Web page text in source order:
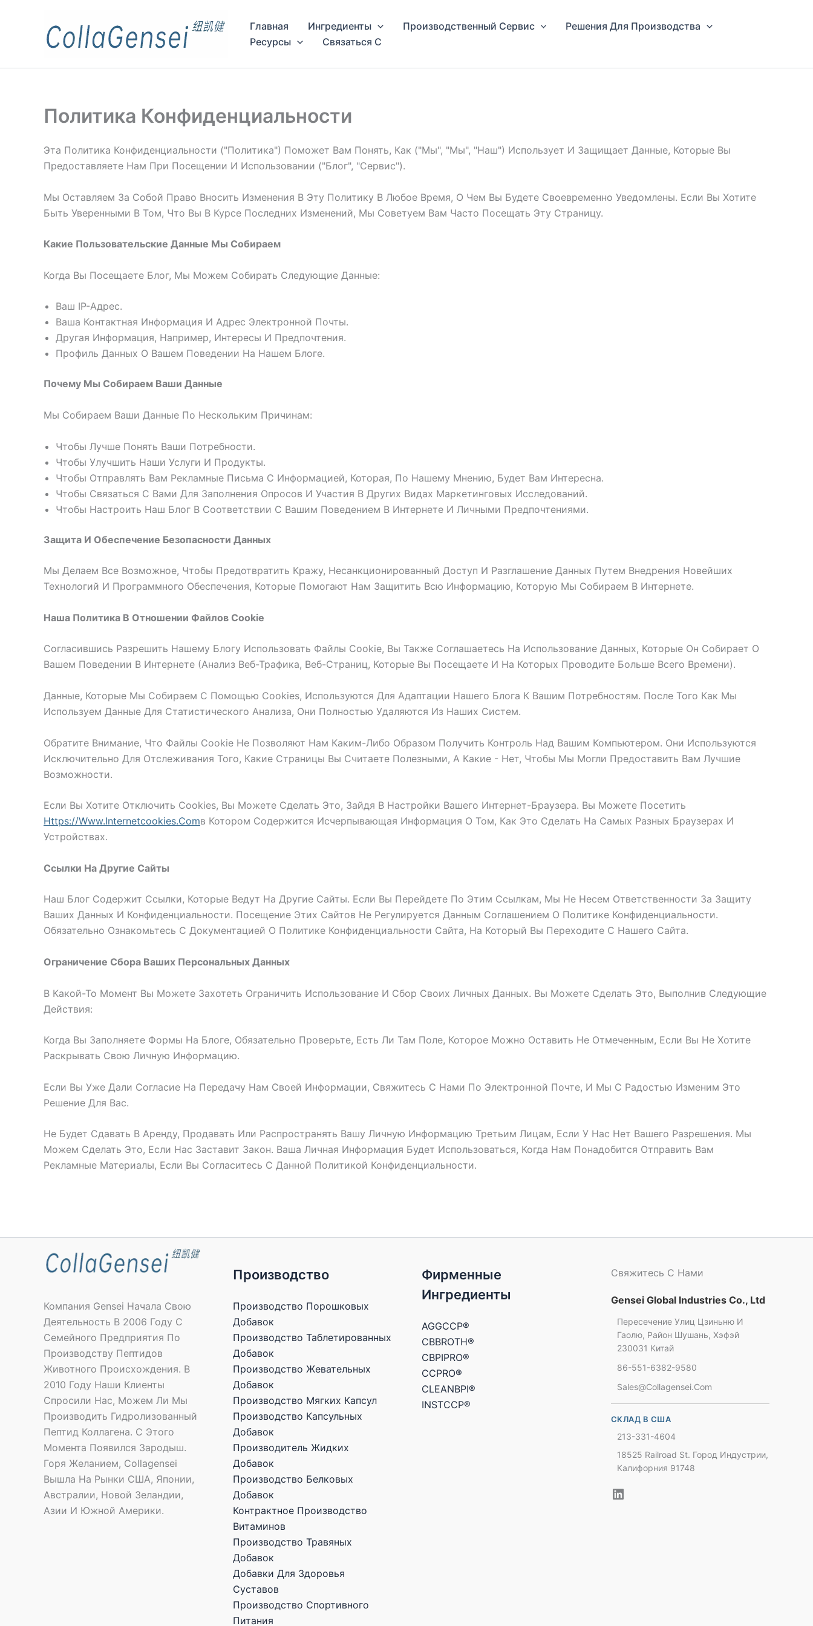
Главная Ингредиенты Производственный Сервис
Решения Для Производства
Ресурсы
Связаться С
Политика Конфиденциальности
Эта Политика Конфиденциальности ("политика") Поможет Вам Понять, Как ("мы", "мы", "наш") Использует И Защищает Данные, Которые Вы
Предоставляете Нам При Посещении И Использовании ("блог", "сервис").
Мы Оставляем За Собой Право Вносить Изменения В Эту Политику В Любое Время, О Чем Вы Будете Своевременно Уведомлены. Если Вы Хотите
Быть Уверенными В Том, Что Вы В Курсе Последних Изменений, Мы Советуем Вам Часто Посещать Эту Страницу.
Какие Пользовательские Данные Мы Собираем
Когда Вы Посещаете Блог, Мы Можем Собирать Следующие Данные:
Ваш IP-Адрес.
Ваша Контактная Информация И Адрес Электронной Почты.
Другая Информация, Например, Интересы И Предпочтения.
Профиль Данных О Вашем Поведении На Нашем Блоге.
Почему Мы Собираем Ваши Данные
Мы Собираем Ваши Данные По Нескольким Причинам:
Чтобы Лучше Понять Ваши Потребности.
Чтобы Улучшить Наши Услуги И Продукты.
Чтобы Отправлять Вам Рекламные Письма С Информацией, Которая, По Нашему Мнению, Будет Вам Интересна.
Чтобы Связаться С Вами Для Заполнения Опросов И Участия В Других Видах Маркетинговых Исследований.
Чтобы Настроить Наш Блог В Соответствии С Вашим Поведением В Интернете И Личными Предпочтениями.
Защита И Обеспечение Безопасности Данных
Мы Делаем Все Возможное, Чтобы Предотвратить Кражу, Несанкционированный Доступ И Разглашение Данных Путем Внедрения Новейших
Технологий И Программного Обеспечения, Которые Помогают Нам Защитить Всю Информацию, Которую Мы Собираем В Интернете.
Наша Политика В Отношении Файлов Cookie
Согласившись Разрешить Нашему Блогу Использовать Файлы Cookie, Вы Также Соглашаетесь На Использование Данных, Которые Он Собирает О
Вашем Поведении В Интернете (анализ Веб-Трафика, Веб-Страниц, Которые Вы Посещаете И На Которых Проводите Больше Всего Времени).
Данные, Которые Мы Собираем С Помощью Cookies, Используются Для Адаптации Нашего Блога К Вашим Потребностям. После Того Как Мы
Используем Данные Для Статистического Анализа, Они Полностью Удаляются Из Наших Систем.
Обратите Внимание, Что Файлы Cookie Не Позволяют Нам Каким-Либо Образом Получить Контроль Над Вашим Компьютером. Они Используются
Исключительно Для Отслеживания Того, Какие Страницы Вы Считаете Полезными, А Какие - Нет, Чтобы Мы Могли Предоставить Вам Лучшие
Возможности.
Если Вы Хотите Отключить Cookies, Вы Можете Сделать Это, Зайдя В Настройки Вашего Интернет-Браузера. Вы Можете Посетить
Https://www.internetcookies.comВ Котором Содержится Исчерпывающая Информация О Том, Как Это Сделать На Самых Разных Браузерах И
Устройствах.
Ссылки На Другие Сайты
Наш Блог Содержит Ссылки, Которые Ведут На Другие Сайты. Если Вы Перейдете По Этим Ссылкам, Мы Не Несем Ответственности За Защиту
Ваших Данных И Конфиденциальности. Посещение Этих Сайтов Не Регулируется Данным Соглашением О Политике Конфиденциальности.
Обязательно Ознакомьтесь С Документацией О Политике Конфиденциальности Сайта, На Который Вы Переходите С Нашего Сайта.
Ограничение Сбора Ваших Персональных Данных
В Какой-То Момент Вы Можете Захотеть Ограничить Использование И Сбор Своих Личных Данных. Вы Можете Сделать Это, Выполнив Следующие
Действия:
Когда Вы Заполняете Формы На Блоге, Обязательно Проверьте, Есть Ли Там Поле, Которое Можно Оставить Не Отмеченным, Если Вы Не Хотите
Раскрывать Свою Личную Информацию.
Если Вы Уже Дали Согласие На Передачу Нам Своей Информации, Свяжитесь С Нами По Электронной Почте, И Мы С Радостью Изменим Это
Решение Для Вас.
Не Будет Сдавать В Аренду, Продавать Или Распространять Вашу Личную Информацию Третьим Лицам, Если У Нас Нет Вашего Разрешения. Мы
Можем Сделать Это, Если Нас Заставит Закон. Ваша Личная Информация Будет Использоваться, Когда Нам Понадобится Отправить Вам
Рекламные Материалы, Если Вы Согласитесь С Данной Политикой Конфиденциальности.
Компания Gensei Начала Свою
Деятельность В 2006 Году С
Семейного Предприятия По
Производству Пептидов
Животного Происхождения. В
2010 Году Наши Клиенты
Спросили Нас, Можем Ли Мы
Производить Гидролизованный
Пептид Коллагена. С Этого
Момента Появился Зародыш.
Горя Желанием, Collagensei
Вышла На Рынки США, Японии,
Австралии, Новой Зеландии,
Азии И Южной Америки.
Производство
Производство Порошковых
Добавок
Производство Таблетированных
Добавок
Производство Жевательных
Добавок
Производство Мягких Капсул
Производство Капсульных
Добавок
Производитель Жидких
Добавок
Производство Белковых
Добавок
Контрактное Производство
Витаминов
Производство Травяных
Добавок
Добавки Для Здоровья
Суставов
Производство Спортивного
Питания
Фирменные
Ингредиенты
AGGCCP®
CBBROTH®
CBPIPRO®
CCPRO®
CLEANBPI®
INSTCCP®
Свяжитесь С Нами
Gensei Global Industries Co., Ltd
Пересечение Улиц Цзиньню И
Гаолю, Район Шушань, Хэфэй
230031 Китай
86-551-6382-9580
Sales@collagensei.com
СКЛАД В США
213-331-4604
18525 Railroad St. Город Индустрии,
Калифорния 91748